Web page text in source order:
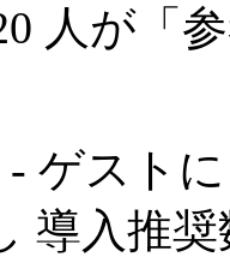
人が「
- ゲスト
導入推